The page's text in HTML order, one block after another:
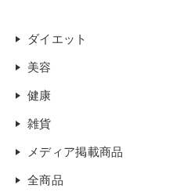
ダイエット
美容
健康
雑貨
メディア掲載商品
全商品